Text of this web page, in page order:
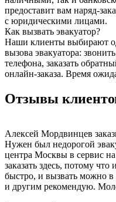
предоставит вам наряд-
с юридическими лицами.
Как вызвать эвакуатор?
Наши клиенты выбирают
вызова эвакуатора:
телефона, заказать
онлайн-заказа. Время
Отзывы
Алексей Мордвинцев
Нужен был недорогой
центра Москвы в сервис
заказать здесь, потому
быстро, и вызвать можно в
и другим рекомендую.